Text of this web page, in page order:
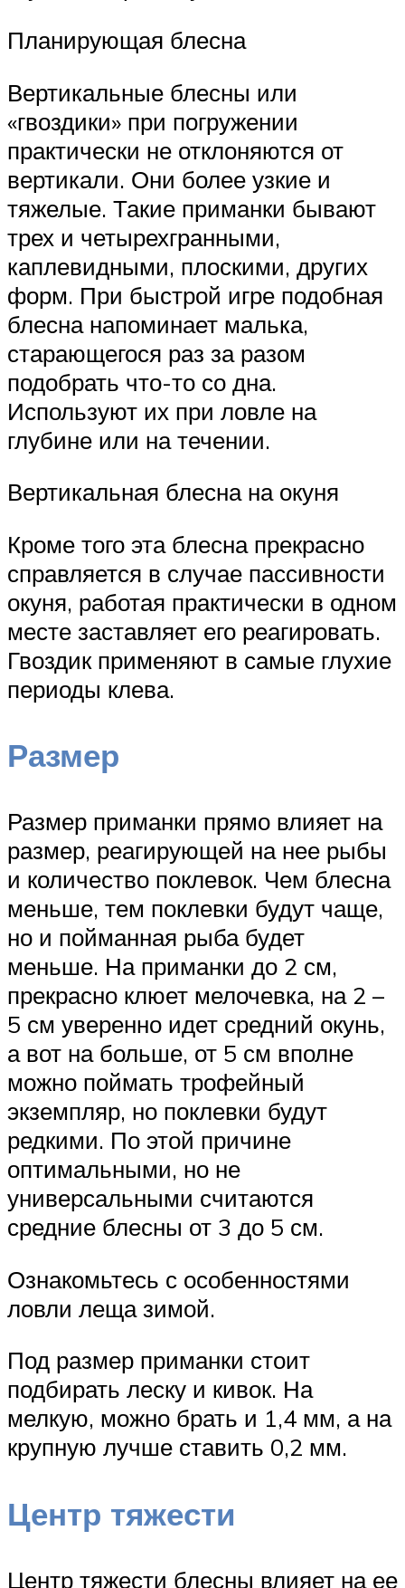
Планирующая блесна
Вертикальные блесны или
«гвоздики» при погружении
практически не отклоняются от
вертикали. Они более узкие и
тяжелые. Такие приманки бывают
трех и четырехгранными,
каплевидными, плоскими, других
форм. При быстрой игре подобная
блесна напоминает малька,
старающегося раз за разом
подобрать что-то со дна.
Используют их при ловле на
глубине или на течении.
Вертикальная блесна на окуня
Кроме того эта блесна прекрасно
справляется в случае пассивности
окуня, работая практически в одном
месте заставляет его реагировать.
Гвоздик применяют в самые глухие
периоды клева.
Размер
Размер приманки прямо влияет на
размер, реагирующей на нее рыбы
и количество поклевок. Чем блесна
меньше, тем поклевки будут чаще,
но и пойманная рыба будет
меньше. На приманки до 2 см,
прекрасно клюет мелочевка, на 2 –
5 см уверенно идет средний окунь,
а вот на больше, от 5 см вполне
можно поймать трофейный
экземпляр, но поклевки будут
редкими. По этой причине
оптимальными, но не
универсальными считаются
средние блесны от 3 до 5 см.
Ознакомьтесь с особенностями
ловли леща зимой.
Под размер приманки стоит
подбирать леску и кивок. На
мелкую, можно брать и 1,4 мм, а на
крупную лучше ставить 0,2 мм.
Центр тяжести
Центр тяжести блесны влияет на ее